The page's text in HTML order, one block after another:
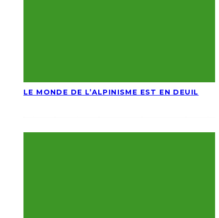
LE MONDE DE L’ALPINISME EST EN DEUIL